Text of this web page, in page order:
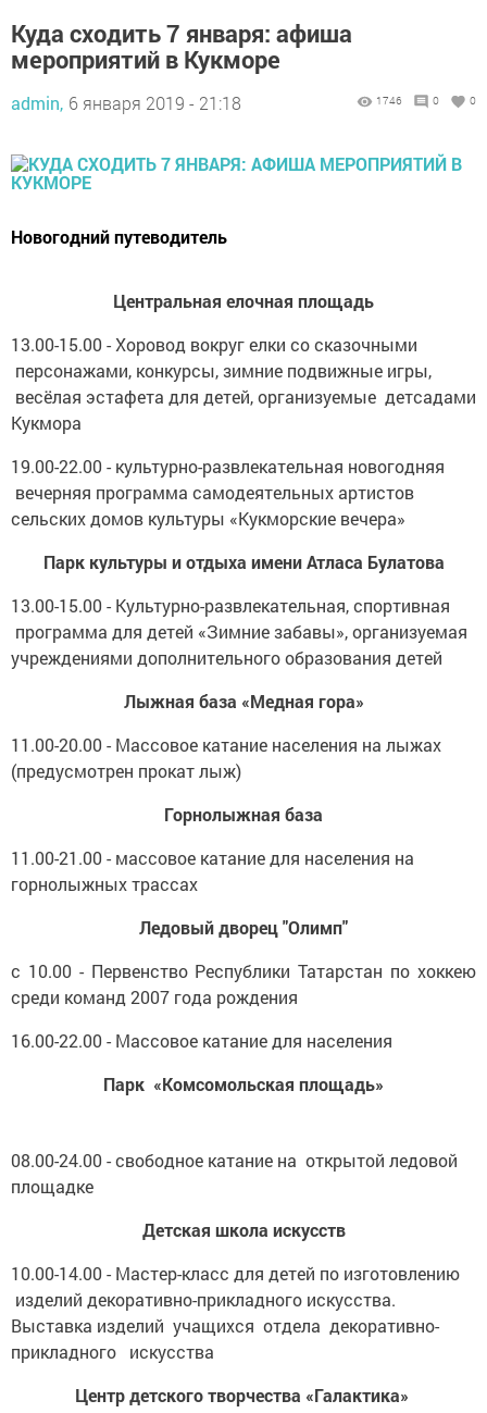
Куда сходить 7 января: афиша
мероприятий в Кукморе
admin, 6 января 2019 - 21:18 1746 0 0
Новогодний путеводитель
Центральная елочная площадь
13.00-15.00 - Хоровод вокруг елки со сказочными
персонажами, конкурсы, зимние подвижные игры,
весёлая эстафета для детей, организуемые детсадами
Кукмора
19.00-22.00 - культурно-развлекательная новогодняя
вечерняя программа самодеятельных артистов
сельских домов культуры «Кукморские вечера»
Парк культуры и отдыха имени Атласа Булатова
13.00-15.00 - Культурно-развлекательная, спортивная
программа для детей «Зимние забавы», организуемая
учреждениями дополнительного образования детей
Лыжная база «Медная гора»
11.00-20.00 - Массовое катание населения на лыжах
(предусмотрен прокат лыж)
Горнолыжная база
11.00-21.00 - массовое катание для населения на
горнолыжных трассах
Ледовый дворец "Олимп"
с 10.00 - Первенство Республики Татарстан по хоккею
среди команд 2007 года рождения
16.00-22.00 - Массовое катание для населения
Парк «Комсомольская площадь»
08.00-24.00 - свободное катание на открытой ледовой
площадке
Детская школа искусств
10.00-14.00 - Мастер-класс для детей по изготовлению
изделий декоративно-прикладного искусства.
Выставка изделий учащихся отдела декоративно-
прикладного искусства
Центр детского творчества «Галактика»